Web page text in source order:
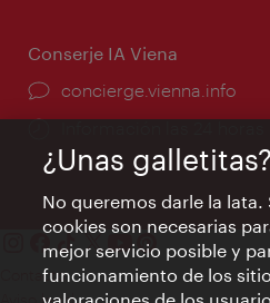
Conserje IA Viena
concierge.vienna.info
Contacto
¿Unas galletitas?
No queremos darle la lata.
cookies son necesarias
mejor servicio posible y
funcionamiento de los